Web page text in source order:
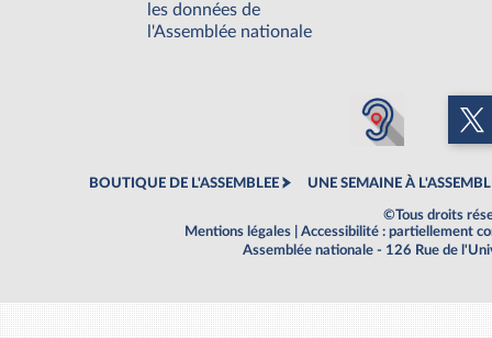
les données de
l'Assemblée nationale
BOUTIQUE DE L'ASSEMBLEE UNE SEMAINE À
©Tous droits
Mentions légales
Accessibilité : partiellement
Assemblée nationale - 126 Rue de